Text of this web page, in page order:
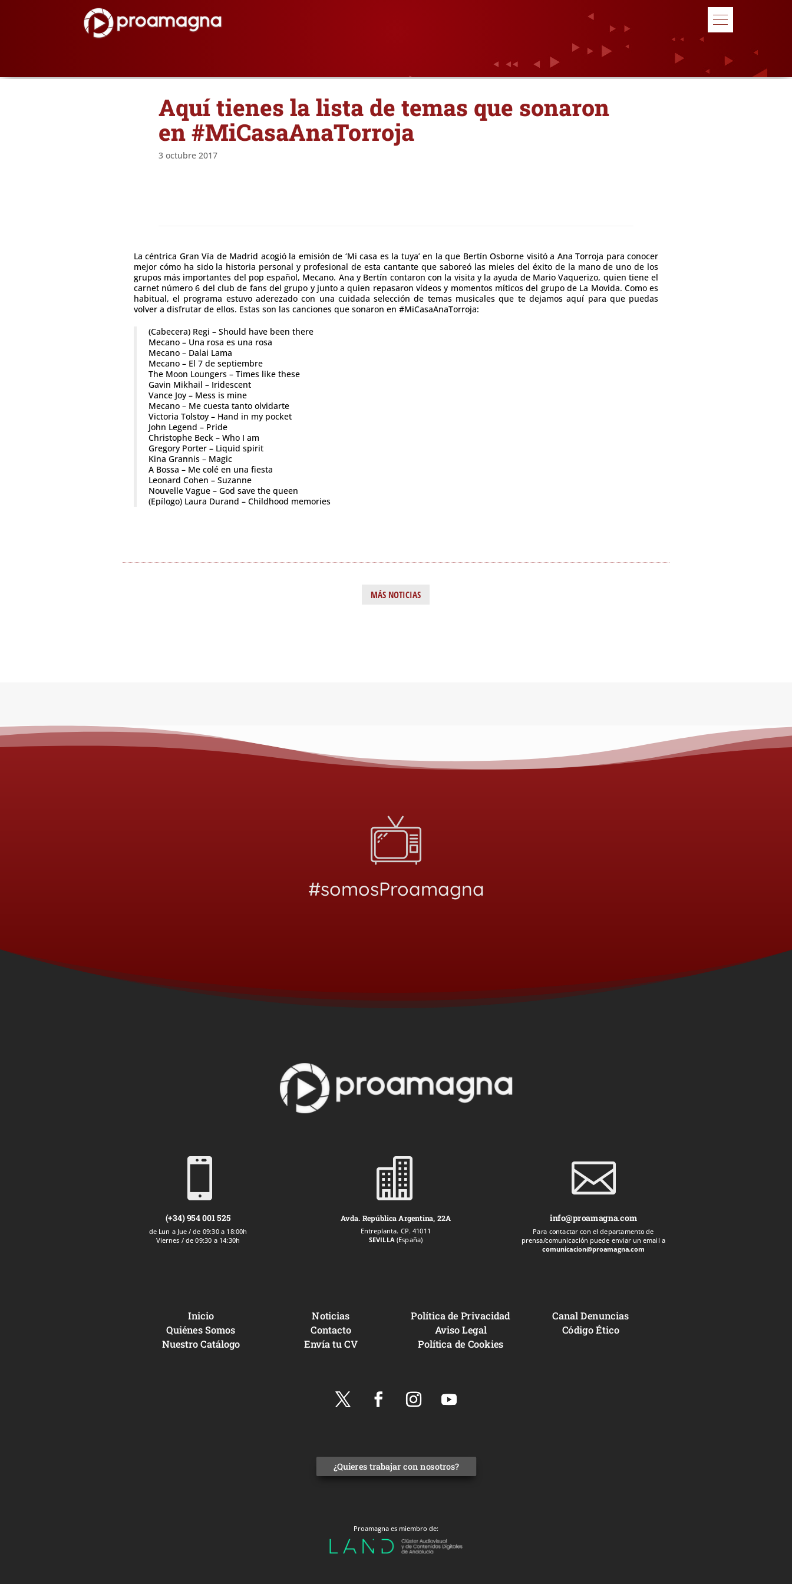
Aquí tienes la lista de temas que sonaron
en #MiCasaAnaTorroja
3 octubre 2017
La céntrica Gran Vía de Madrid acogió la emisión de ‘Mi casa es la tuya’ en la que Bertín Osborne visitó a Ana Torroja para conocer
mejor cómo ha sido la historia personal y profesional de esta cantante que saboreó las mieles del éxito de la mano de uno de los
grupos más importantes del pop español, Mecano. Ana y Bertín contaron con la visita y la ayuda de Mario Vaquerizo, quien tiene el
carnet número 6 del club de fans del grupo y junto a quien repasaron vídeos y momentos míticos del grupo de La Movida. Como es
habitual, el programa estuvo aderezado con una cuidada selección de temas musicales que te dejamos aquí para que puedas
volver a disfrutar de ellos. Estas son las canciones que sonaron en #MiCasaAnaTorroja:
(Cabecera) Regi – Should have been there
Mecano – Una rosa es una rosa
Mecano – Dalai Lama
Mecano – El 7 de septiembre
The Moon Loungers – Times like these
Gavin Mikhail – Iridescent
Vance Joy – Mess is mine
Mecano – Me cuesta tanto olvidarte
Victoria Tolstoy – Hand in my pocket
John Legend – Pride
Christophe Beck – Who I am
Gregory Porter – Liquid spirit
Kina Grannis – Magic
A Bossa – Me colé en una fiesta
Leonard Cohen – Suzanne
Nouvelle Vague – God save the queen
(Epílogo) Laura Durand – Childhood memories
MÁS NOTICIAS
#somosProamagna

(+34) 954 001 525
de Lun a Jue / de 09:30 a 18:00h
Viernes / de 09:30 a 14:30h

Avda. República Argentina, 22A
Entreplanta. CP. 41011
SEVILLA (España)

info@proamagna.com
Para contactar con el departamento de
prensa/comunicación puede enviar un email a
comunicacion@proamagna.com
Inicio
Quiénes Somos
Nuestro Catálogo
Noticias
Contacto
Envía tu CV
Política de Privacidad
Aviso Legal
Política de Cookies
Canal Denuncias
Código Ético
¿Quieres trabajar con nosotros?
Proamagna es miembro de: